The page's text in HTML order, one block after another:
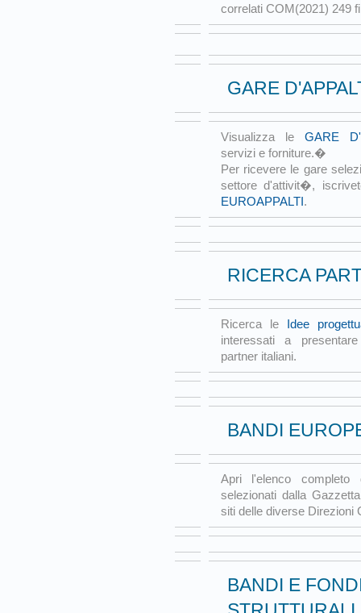
correlati COM(2021) 249
GARE
Visualizza le GARE
servizi e forniture.�
Per ricevere le gare
settore d'attivit�,
EUROAPPALTI .
RICERCA
Ricerca le
Idee
interessati a
partner italiani.
BANDI
Apri l'elenco
selezionati dalla
siti delle diverse Direzioni
BANDI E